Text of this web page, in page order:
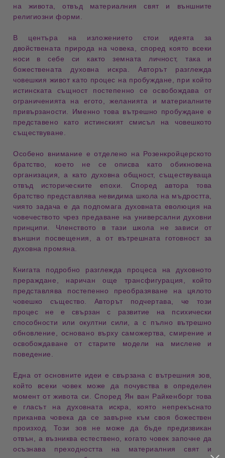
на живота , отвъд материалния свят и външните
религиозни форми.
В центъра на изложението стои идеята за
двойствената природа на човека
, според която всеки
носи в себе си кактоземната личност, така и
божествената духовна искра
. Авторът разглежда
човешкия живот като процес на пробуждане, при който
истинската същност постепенно се освобождава от
ограниченията на егото, желанията и материалните
привързаности. Именно това вътрешно пробуждане е
представено като истинският смисъл на човешкото
съществуване.
Особено внимание е отделено на Розенкройцерското
братство , което не се описва като обикновена
организация, а като духовна общност, съществуваща
отвъд историческите епохи. Според автора това
братство представлява невидима школа на мъдростта
чиято задача е да подпомага духовната еволюция на
човечеството чрез предаване на универсални духовни
принципи. Членството в тази школа не зависи от
външни посвещения, а от вътрешната готовност за
духовна промяна.
Книгата подробно разглежда процеса на духовното
прераждане
, наричан още трансфигурация
, който
представлява постепенно преобразяване на цялото
човешко същество. Авторът подчертава, че този
процес не е свързан с развитие на психически
способности или окултни сили, а с пълно вътрешно
обновление
, основано върху саможертва, смирение и
освобождаване от старите модели на мислене и
поведение.
Една от основните идеи е свързана с вътрешния зов
който всеки човек може да почувства в определен
момент от живота си. Според Ян ван Райкенборг това
е гласът на духовната искра , която непрекъснато
приканва човека да се завърне към своя божествен
произход. Този зов не може да бъде предизвикан
отвън, а възниква естествено, когато човек започне да
осъзнава преходността на материалния свят и